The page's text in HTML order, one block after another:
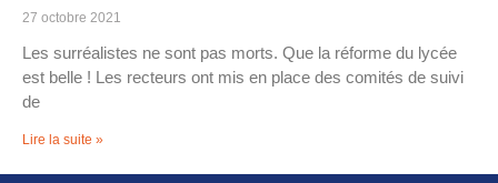
27 octobre 2021
Les surréalistes ne sont pas morts. Que la réforme du lycée
est belle ! Les recteurs ont mis en place des comités de suivi
de
Lire la suite »